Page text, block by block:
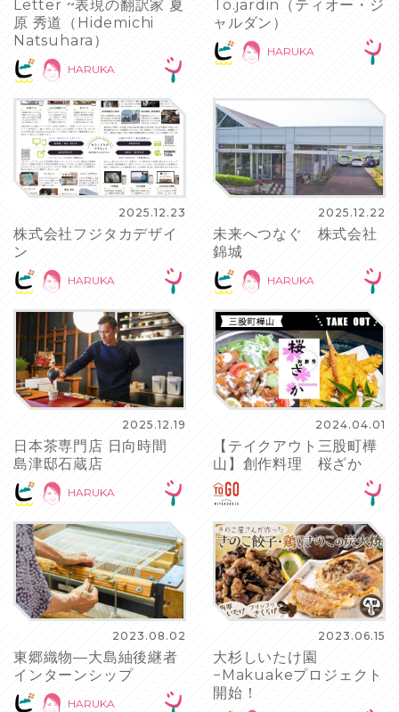
Letter ~表現の翻訳家 夏
原 秀道（Hidemichi
Natsuhara）
HARUKA
To.jardin（ティオー・ジ
ャルダン）
HARUKA
2025.12.23
株式会社フジタカデザイ
ン
HARUKA
2025.12.22
未来へつなぐ 株式会社
錦城
HARUKA
2025.12.19
日本茶専門店 日向時間
島津邸石蔵店
HARUKA
2024.04.01
【テイクアウト三股町樺
山】創作料理 桜ざか
2023.08.02
東郷織物―大島紬後継者
インターンシップ
HARUKA
2023.06.15
大杉しいたけ園
−Makuakeプロジェクト
開始！